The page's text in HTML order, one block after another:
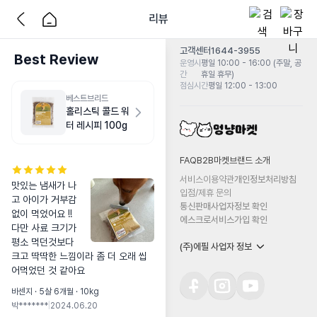
리뷰
Best Review
베스트브리드
홀리스틱 콜드 워
터 레시피 100g
맛있는 냄새가 나
고 아이가 거부감
없이 먹었어요 !!
다만 사료 크기가
평소 먹던것보다
크고 딱딱한 느낌이라 좀 더 오래 씹
어먹었던 것 같아요
바센지 · 5살 6개월 · 10kg
박******* 2024.06.20
고객센터1644-3955
운영시
간
평일 10:00 - 16:00 (주말, 공
휴일 휴무)
점심시간평일 12:00 - 13:00
FAQB2B마켓 브랜드 소개
서비스이용약관개인정보처리방침
입점/제휴 문의
통신판매사업자정보 확인
에스크로서비스가입 확인
(주)에필 사업자 정보